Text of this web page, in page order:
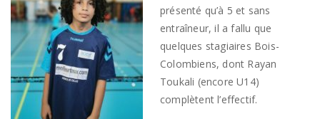
présenté qu’à 5 et sans
entraîneur, il a fallu que
quelques stagiaires Bois-
Colombiens, dont Rayan
Toukali (encore U14)
complètent l’effectif.